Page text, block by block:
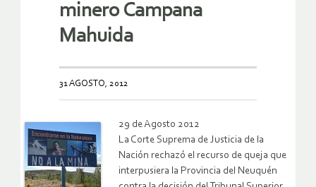
minero Campana
Mahuida
31 AGOSTO, 2012
29 de Agosto 2012
La Corte Suprema de Justicia de la
Nación rechazó el recurso de queja que
interpusiera la Provincia del Neuquén